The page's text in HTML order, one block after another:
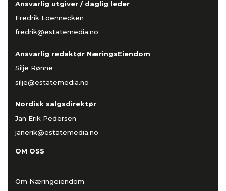
Ansvarlig utgiver / daglig leder
Fredrik Loennecken
fredrik@estatemedia.no
Ansvarlig redaktør NæringsEiendom
Silje Rønne
silje@estatemedia.no
Nordisk salgsdirektør
Jan Erik Pedersen
janerik@estatemedia.no
OM OSS
Om Næringeiendom